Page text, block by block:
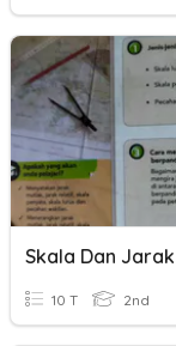
Skala Dan Jarak
10 T 2nd